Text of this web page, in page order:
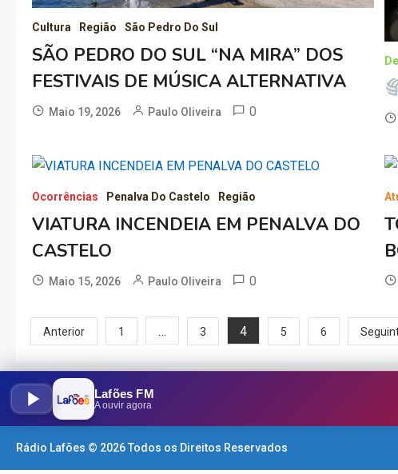
Cultura Região São Pedro Do Sul
SÃO PEDRO DO SUL “NA MIRA” DOS
FESTIVAIS DE MÚSICA ALTERNATIVA
Maio 19, 2026 Paulo Oliveira 0
Ocorrências Penalva Do Castelo Região
VIATURA INCENDEIA EM PENALVA DO
CASTELO
Maio 15, 2026 Paulo Oliveira 0
Paginação
dos
conteúdos
Anterior 1 … 3 4 5 6
Rádio Lafões © 2026 Todos os Direitos Reservados
Lafões FM
A ouvir agora